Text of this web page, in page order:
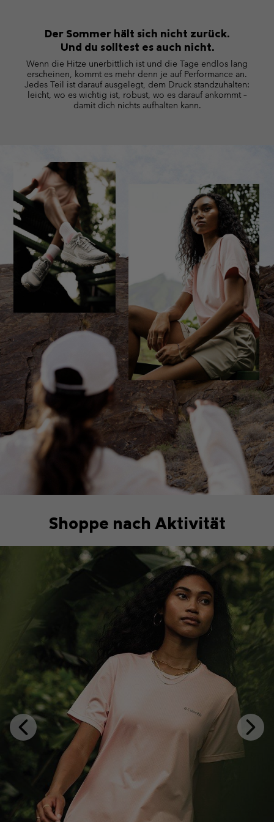
Der Sommer hält sich nicht zurück.
Und du solltest es auch nicht.
Wenn die Hitze unerbittlich ist und die Tage endlos lang
erscheinen, kommt es mehr denn je auf Performance an.
Jedes Teil ist darauf ausgelegt, dem Druck standzuhalten:
leicht, wo es wichtig ist, robust, wo es daraufankommt –
damit dich nichts aufhalten kann.
Shoppe nach Aktivität
Previous
Slide
Next
Slide
Walking collection